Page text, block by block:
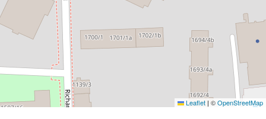
Leaflet | ©OpenStreetMap